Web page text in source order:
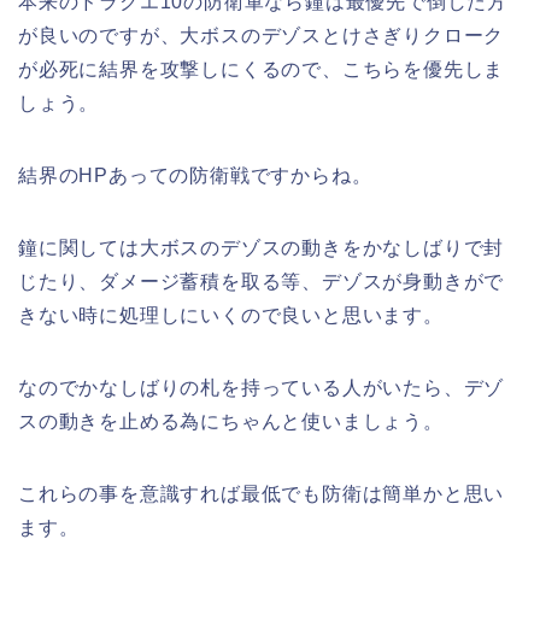
が良いのですが、大ボスのデゾスとけさぎりクローク
が必死に結界を攻撃しにくるので、こちらを優先しま
しょう。
結界のHPあっての防衛戦ですからね。
鐘に関しては大ボスのデゾスの動きをかなしばりで封
じたり、ダメージ蓄積を取る等、デゾスが身動きがで
きない時に処理しにいくので良いと思います。
なのでかなしばりの札を持っている人がいたら、デゾ
スの動きを止める為にちゃんと使いましょう。
これらの事を意識すれば最低でも防衛は簡単かと思い
ます。